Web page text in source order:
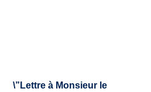
\”Lettre à Monsieur le